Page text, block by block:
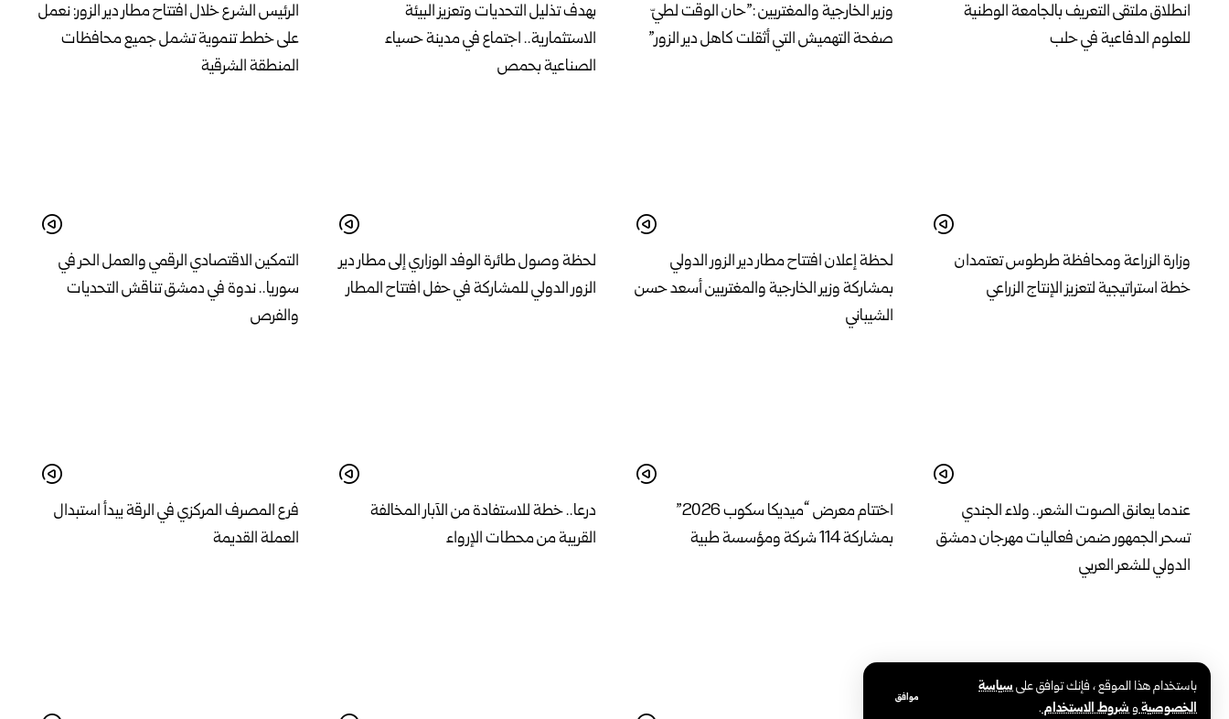
باستخدام هذا الموقع ، فإنك توافق علىسياسة
الخصوصيةوشروط الاستخدام.
موافق
انطلاق ملتقى التعريف بالجامعة الوطنية
للعلوم الدفاعية في حلب
وزير الخارجية والمغتربين :”حان الوقت لطيّ
صفحة التهميش التي أثقلت كاهل دير الزور”
بهدف تذليل التحديات وتعزيز البيئة
الاستثمارية.. اجتماع في مدينة حسياء
الصناعية بحمص
الرئيس الشرع خلال افتتاح مطار دير الزور: نعمل
على خطط تنموية تشمل جميع محافظات
المنطقة الشرقية
وزارة الزراعة ومحافظة طرطوس تعتمدان
خطة استراتيجية لتعزيز الإنتاج الزراعي
لحظة إعلان افتتاح مطار دير الزور الدولي
بمشاركة وزير الخارجية والمغتربين أسعد حسن
الشيباني
لحظة وصول طائرة الوفد الوزاري إلى مطار دير
الزور الدولي للمشاركة في حفل افتتاح المطار
التمكين الاقتصادي الرقمي والعمل الحر في
سوريا.. ندوة في دمشق تناقش التحديات
والفرص
عندما يعانق الصوت الشعر.. ولاء الجندي
تسحر الجمهور ضمن فعاليات مهرجان دمشق
الدولي للشعر العربي
اختتام معرض “ميديكا سكوب 2026”
بمشاركة 114 شركة ومؤسسة طبية
درعا.. خطة للاستفادة من الآبار المخالفة
القريبة من محطات الإرواء
فرع المصرف المركزي في الرقة يبدأ استبدال
العملة القديمة